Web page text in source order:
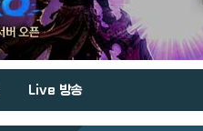
Live 방송